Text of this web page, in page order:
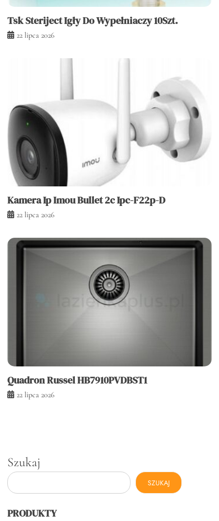
Tsk Steriject Igły Do Wypełniaczy 10Szt.
22 lipca 2026
Kamera Ip Imou Bullet 2c Ipc-F22p-D
22 lipca 2026
Quadron Russel HB7910PVDBST1
22 lipca 2026
Szukaj
SZUKAJ
PRODUKTY